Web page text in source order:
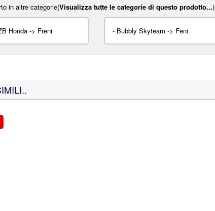
in altre categorie(Visualizza tutte le categorie di questo prodotto...)
Honda -> Freni - Bubbly Skyteam -> Feni